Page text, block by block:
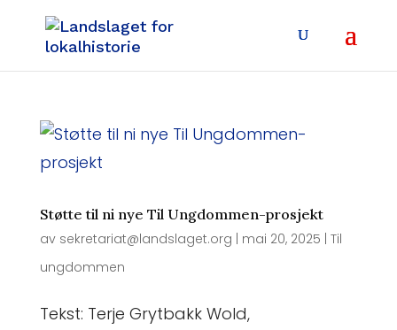
Støtte til ni nye Til Ungdommen-prosjekt
av sekretariat@landslaget.org mai 20, 2025 Til
ungdommen
Tekst: Terje Grytbakk Wold,